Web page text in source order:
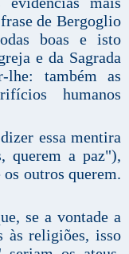
de Bergoglio
boas e isto
e da Sagrada
lhe: também as
humanos
essa mentira
querem a paz"),
outros querem.
se a vontade a
às religiões, isso